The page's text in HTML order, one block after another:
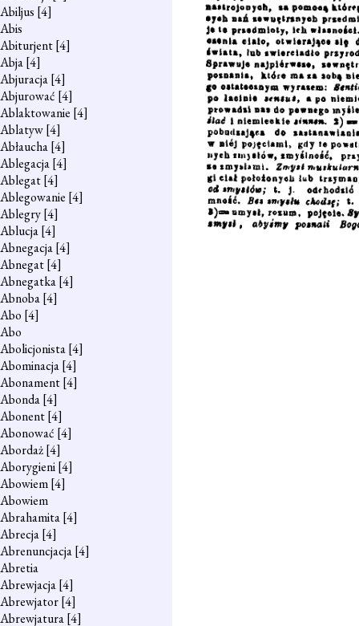
Abiljus [4]
Abis
Abiturjent[4]
Abja[4]
Abjuracja[4]
Abjurować [4]
Ablaktowanie [4]
Ablatyw[4]
Abłaucha[4]
Ablegacja[4]
Ablegat[4]
Ablegowanie [4]
Ablegry[4]
Ablucja[4]
Abnegacja[4]
Abnegat[4]
Abnegatka[4]
Abnoba[4]
Abo [4]
Abo
Abolicjonista[4]
Abominacja[4]
Abonament[4]
Abonda[4]
Abonent[4]
Abonować [4]
Abordaż[4]
Aborygieni[4]
Abowiem[4]
Abowiem
Abrahamita[4]
Abrecja[4]
Abrenuncjacja[4]
Abretia
Abrewjacja[4]
Abrewjator[4]
Abrewjatura[4]